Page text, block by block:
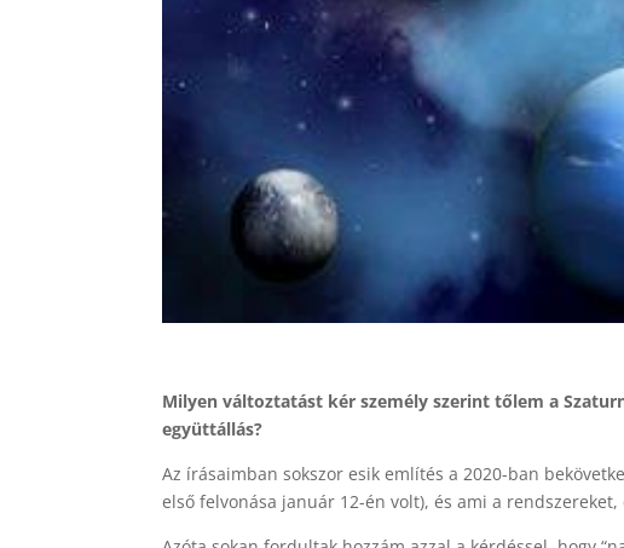
Milyen változtatást kér személy szerint tőlem a
együttállás?
Az írásaimban sokszor esik említés a 2020-ban
első felvonása január 12-én volt), és ami a